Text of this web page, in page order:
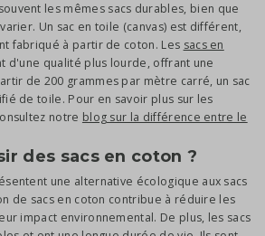
les mêmes sacs durables, bien que
Un sac en toile (canvas) est différent,
fabriqué à partir de coton. Les sacs en
d'une qualité plus lourde, offrant une
de 200 grammes par mètre carré, un sac
de toile. Pour en savoir plus sur les
notre blog sur la différence entre le
des sacs en coton ?
une alternative écologique aux sacs
de sacs en coton contribue à réduire les
impact environnemental. De plus, les sacs